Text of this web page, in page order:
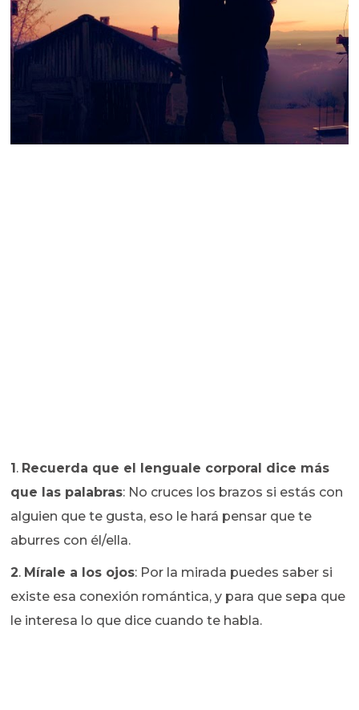
1. Recuerda que el lenguale corporal dice más
que las palabras: No cruces los brazos si estás con
alguien que te gusta, eso le hará pensar que te
aburres con él/ella.
2. Mírale a los ojos: Por la mirada puedes saber si
existe esa conexión romántica, y para que sepa que
le interesa lo que dice cuando te habla.